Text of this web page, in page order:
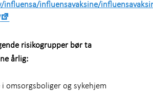
influensa/influensavaksine/
risikogrupper bør ta
årlig:
i omsorgsboliger og sykehjem